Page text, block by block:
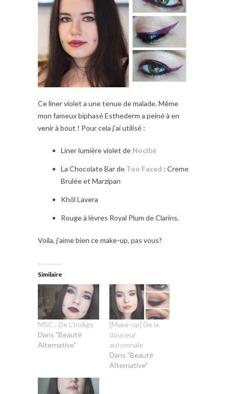
Ce liner violet a une tenue de malade. Même
mon fameux biphasé Esthederm a peiné à en
venir à bout ! Pour cela j’ai utilisé :
Liner lumière violet de Nocibé
La Chocolate Bar de Too Faced : Creme
Brulée et Marzipan
Khôl Lavera
Rouge à lèvres Royal Plum de Clarins.
Voila, j’aime bien ce make-up, pas vous?
Similaire
MSC : De L’Indigo
Dans "Beauté
Alternative"
[Make-up] De la
douceur
automnale
Dans "Beauté
Alternative"